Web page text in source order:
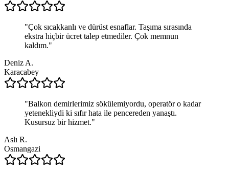
"Çok sıcakkanlı ve dürüst esnaflar. Taşıma sırasında
ekstra hiçbir ücret talep etmediler. Çok memnun
kaldım."
Deniz A.
Karacabey
"Balkon demirlerimiz sökülemiyordu, operatör o kadar
yetenekliydi ki sıfır hata ile pencereden yanaştı.
Kusursuz bir hizmet."
Aslı R.
Osmangazi